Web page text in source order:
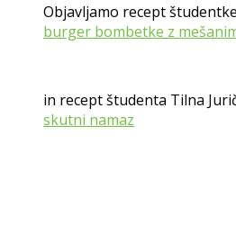
Objavljamo recept
burger bombetke z
in recept študenta Tilna
skutni namaz